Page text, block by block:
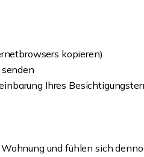
kopieren)
Ihres
und fühlen sich